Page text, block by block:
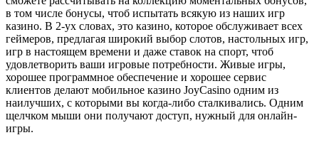
в том числе бонусы, чтоб испытать всякую из наших игр
казино. В 2-ух словах, это казино, которое обслуживает всех
геймеров, предлагая широкий выбор слотов, настольных игр,
игр в настоящем времени и даже ставок на спорт, чтоб
удовлетворить ваши игровые потребности. Живые игры,
хорошее программное обеспечение и хорошее сервис
клиентов делают мобильное казино JoyCasino одним из
наилучших, с которыми вы когда-либо сталкивались. Одним
щелчком мыши они получают доступ, нужный для онлайн-
игры.